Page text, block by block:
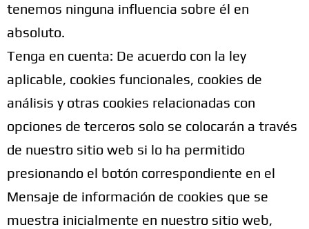
tenemos ninguna influencia sobre él en
absoluto.
Tenga en cuenta: De acuerdo con la ley
aplicable, cookies funcionales, cookies de
análisis y otras cookies relacionadas con
opciones de terceros solo se colocarán a través
de nuestro sitio web si lo ha permitido
presionando el botón correspondiente en el
Mensaje de información de cookies que se
muestra inicialmente en nuestro sitio web,